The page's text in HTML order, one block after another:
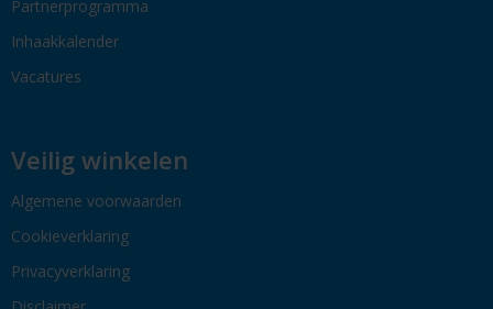
Partnerprogramma
Inhaakkalender
Vacatures
Veilig winkelen
Algemene voorwaarden
Cookieverklaring
Privacyverklaring